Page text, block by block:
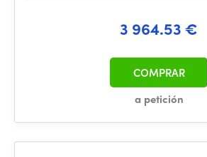
3 964.53 €
a petición
COMPRAR